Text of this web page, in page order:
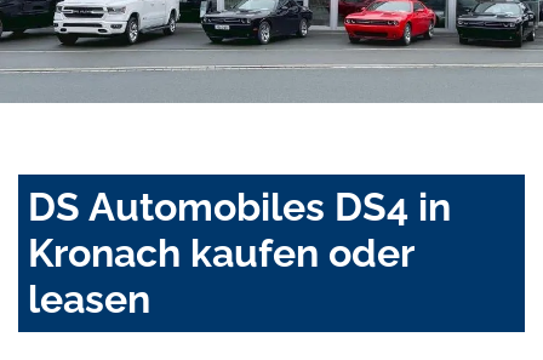
DS Automobiles DS4 in
Kronach kaufen oder
leasen